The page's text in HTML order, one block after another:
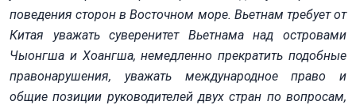
поведения сторон в Восточном море. Вьетнам требует от
Китая уважать суверенитет Вьетнама над островами
Чыонгша и Хоангша, немедленно прекратить подобные
правонарушения, уважать международное право и
общие позиции руководителей двух стран по вопросам,